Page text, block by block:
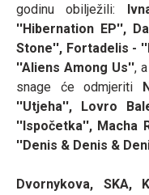
godinu obilježili:
''Hibernation EP'',
Stone'', Fortadelis -
''Aliens Among Us'',
snage će odmjeriti
''Utjeha'', Lovro
''Ispočetka'', Macha
''Denis & Denis &
Dvornykova, SKA,